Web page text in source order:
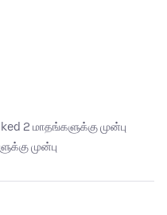
2 மாதங்களுக்கு முன்பு
முன்பு